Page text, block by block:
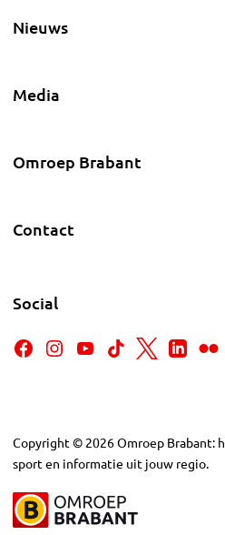
Nieuws
Media
Omroep Brabant
Contact
Social
Copyright © 2026Omroep Brabant:
sport en informatie uit jouw regio.